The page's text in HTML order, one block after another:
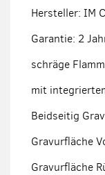
Hersteller: IM
Garantie: 2
schräge
mit
Beidseitig
Gravurfläche
Gravurfläche